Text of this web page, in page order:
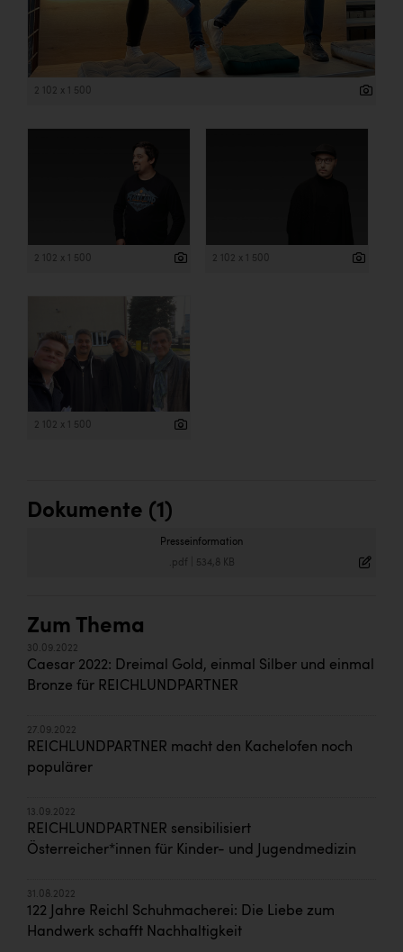
2 102 x 1 500
2 102 x 1 500 2 102 x 1 500
2 102 x 1 500
Dokumente (1)
Presseinformation
.pdf 534,8 KB
Zum Thema
30.09.2022
Caesar 2022: Dreimal Gold, einmal Silber und einmal
Bronze für REICHLUNDPARTNER
27.09.2022
REICHLUNDPARTNER macht den Kachelofen noch
populärer
13.09.2022
REICHLUNDPARTNER sensibilisiert
Österreicher*innen für Kinder- und Jugendmedizin
31.08.2022
122 Jahre Reichl Schuhmacherei: Die Liebe zum
Handwerk schafft Nachhaltigkeit